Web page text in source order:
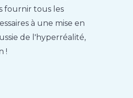
fournir tous les
à une mise en
de l'hyperréalité,
!